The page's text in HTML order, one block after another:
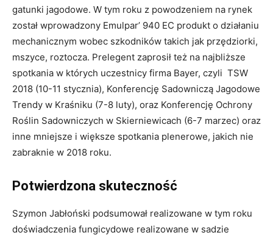
gatunki jagodowe. W tym roku z powodzeniem na rynek
został wprowadzony Emulpar’ 940 EC produkt o działaniu
mechanicznym wobec szkodników takich jak przędziorki,
mszyce, roztocza. Prelegent zaprosił też na najbliższe
spotkania w których uczestnicy firma Bayer, czyli TSW
2018 (10-11 stycznia), Konferencję Sadowniczą Jagodowe
Trendy w Kraśniku (7-8 luty), oraz Konferencję Ochrony
Roślin Sadowniczych w Skierniewicach (6-7 marzec) oraz
inne mniejsze i większe spotkania plenerowe, jakich nie
zabraknie w 2018 roku.
Potwierdzona skuteczność
Szymon Jabłoński podsumował realizowane w tym roku
doświadczenia fungicydowe realizowane w sadzie